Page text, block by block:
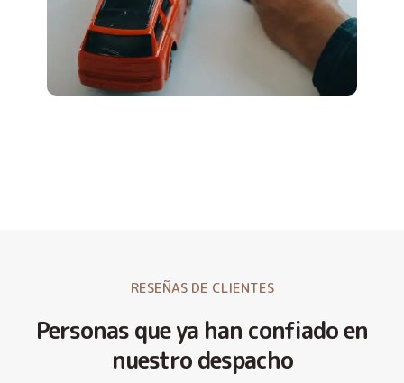
RESEÑAS DE CLIENTES
Personas que ya han confiado en
nuestro despacho